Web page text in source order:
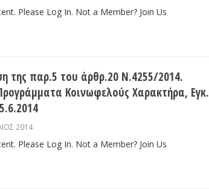
Please Log In. Not a Member? Join Us
της παρ.5 του άρθρ.20 Ν.4255/2014.
Κοινωφελούς Χαρακτήρα, Εγκ.
2014
Please Log In. Not a Member? Join Us